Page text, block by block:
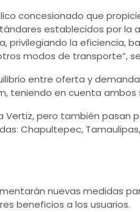
concesionado que
establecidos por la
la eficiencia,
modos de transporte”,
entre oferta y demanda,
teniendo en cuenta
pero también pasan
Chapultepec,
nuevas medidas
beneficios a los usuarios.